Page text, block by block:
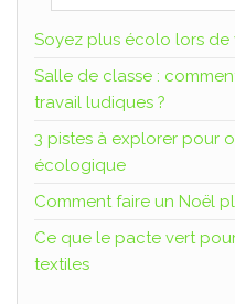
Soyez plus écolo lors de
Salle de classe :
travail ludiques ?
3 pistes à explorer pour
écologique
Comment faire un Noël
Ce que le pacte vert
textiles